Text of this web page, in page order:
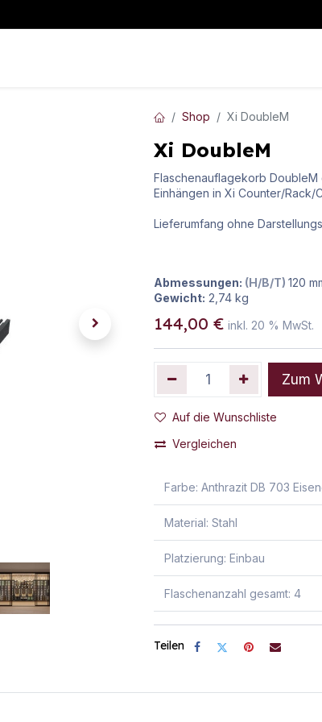
Shop Xi DoubleM
Xi DoubleM
Flaschenauflagekorb
Einhängen in Xi Counter/Rack/
Lieferumfang ohne
Abmessungen: (H/B/T) 120
Gewicht: 2,74 kg
144,00 € inkl. 20 % MwSt.
Zum
Auf die Wunschliste
Vergleichen
Farbe: Anthrazit DB 703
Material: Stahl
Platzierung: Einbau
Flaschenanzahl gesamt: 4
Teilen